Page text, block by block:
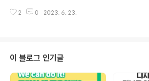
째 주 수요일로 제정했습니다. 안전한 개인정보를 위한 5
창업 아이디어, 교육정책을 발굴하기 위해 2019년부터 매
영상, 오디오 등)의 모든 정보를 말하는데요. 따라서, 교육
공공데이터는 교육부, 시도교육청, 교육 유관기관 등에 축
적된 교육 관련 데이터를 의미합니다. 교육 공공데이터는
2 0 2023. 6. 23.
이 블로그 인기글